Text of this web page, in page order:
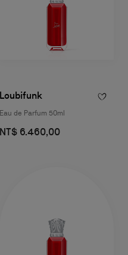
Loubifunk
Eau de Parfum 50ml
NT$ 6.460,00